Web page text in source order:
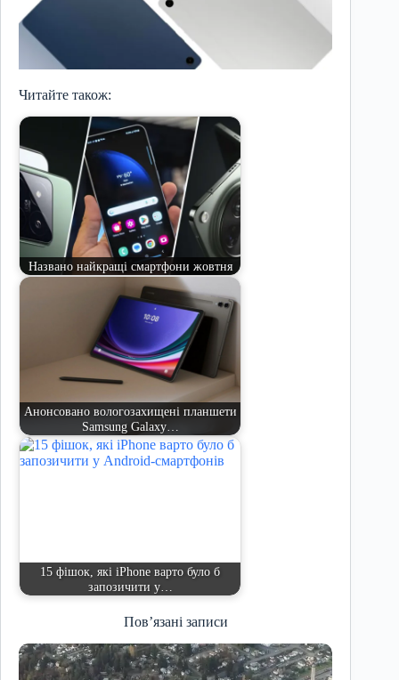
Читайте також:
Названо найкращі смартфони жовтня
Анонсовано вологозахищені планшети
Samsung Galaxy…
15 фішок, які iPhone варто було б
запозичити у…
Пов’язані записи